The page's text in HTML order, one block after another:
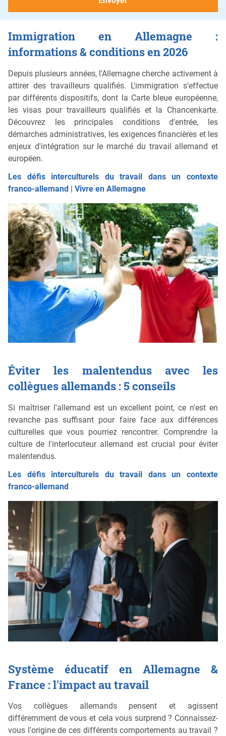
Immigration en Allemagne :
informations & conditions en 2026
Depuis plusieurs années, l'Allemagne cherche activement à
attirer des travailleurs qualifiés. L'immigration s'effectue
par différents dispositifs, dont la Carte bleue européenne,
les visas pour travailleurs qualifiés et la Chancenkarte.
Découvrez les principales conditions d'entrée, les
démarches administratives, les exigences financières et les
enjeux d'intégration sur le marché du travail allemand et
européen.
Les défis interculturels du travail dans un contexte
franco-allemand | Vivre en Allemagne
Éviter les malentendus avec les
collègues allemands : 5 conseils
Si maîtriser l'allemand est un excellent point, ce n'est en
revanche pas suffisant pour faire face aux différences
culturelles que vous pourriez rencontrer. Comprendre la
culture de l'interlocuteur allemand est crucial pour éviter
malentendus.
Les défis interculturels du travail dans un contexte
franco-allemand
Système éducatif en Allemagne &
France : l'impact au travail
Vos collègues allemands pensent et agissent
différemment de vous et cela vous surprend ? Connaissez-
vous l'origine de ces différents comportements au travail ?